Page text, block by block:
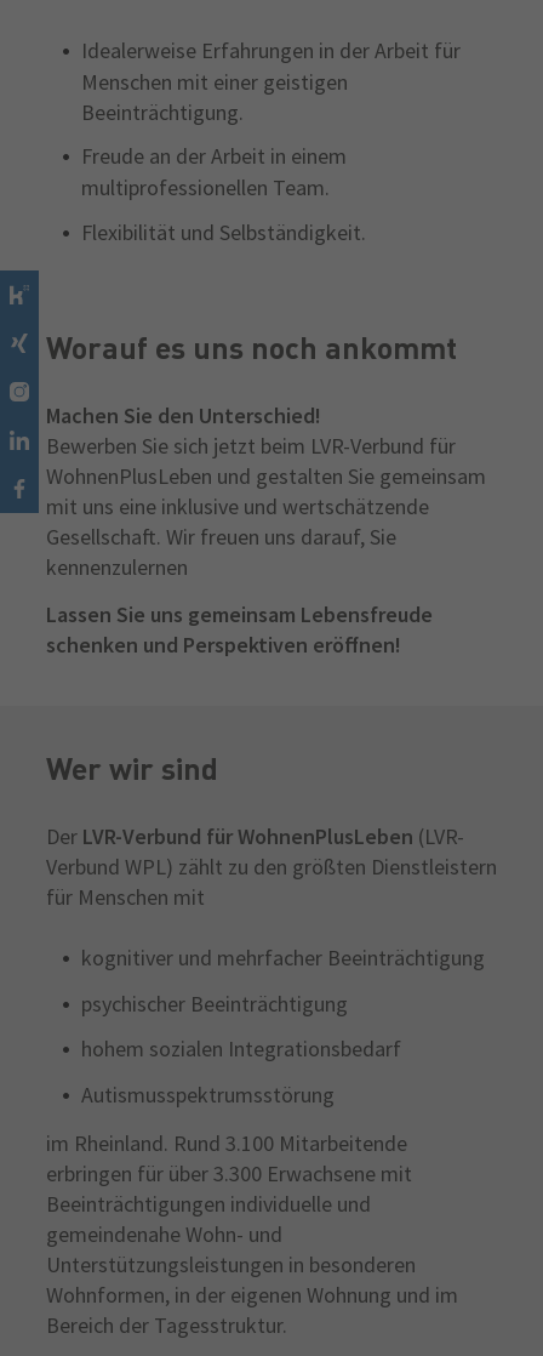
Idealerweise Erfahrungen in der Arbeit für
Menschen mit einer geistigen
Beeinträchtigung.
Freude an der Arbeit in einem
multiprofessionellen Team.
Flexibilität und Selbständigkeit.
Worauf es uns noch ankommt
Machen Sie den Unterschied!
Bewerben Sie sich jetzt beim LVR-Verbund für
WohnenPlusLeben und gestalten Sie gemeinsam
mit uns eine inklusive und wertschätzende
Gesellschaft. Wir freuen uns darauf, Sie
kennenzulernen
Lassen Sie uns gemeinsam Lebensfreude
schenken und Perspektiven eröffnen!
Wer wir sind
Der LVR-Verbund für WohnenPlusLeben (LVR-
Verbund WPL) zählt zu den größten Dienstleistern
für Menschen mit
kognitiver und mehrfacher Beeinträchtigung
psychischer Beeinträchtigung
hohem sozialen Integrationsbedarf
Autismusspektrumsstörung
im Rheinland. Rund 3.100 Mitarbeitende
erbringen für über 3.300 Erwachsene mit
Beeinträchtigungen individuelle und
gemeindenahe Wohn- und
Unterstützungsleistungen in besonderen
Wohnformen, in der eigenen Wohnung und im
Bereich der Tagesstruktur.